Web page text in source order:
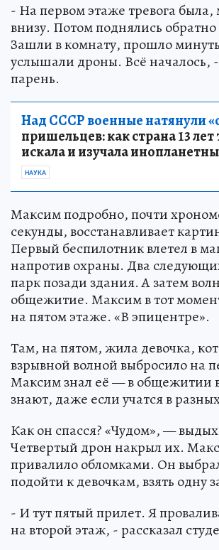
- На первом этаже тревога
внизу. Потом поднялись
Зашли в комнату, прошло
услышали дроны. Всё началось,
парень.
Над СССР военные натянули
пришельцев: как страна 13 лет
искала и изучала
НАУКА
Максим подробно, почти
секунды, восстанавливает
Первый беспилотник влетел в
напротив охраны. Два
парк позади здания. А затем
общежитие. Максим в тот
на пятом этаже. «В эпицентре».
Там, на пятом, жила девочка,
взрывной волной выбросило на
Максим знал её — в общежитии
знают, даже если учатся в
Как он спасся? «Чудом», —
Четвертый дрон накрыл их.
привалило обломками. Он
подойти к девочкам, взять одну
- И тут пятый прилет. Я
на второй этаж, - рассказал